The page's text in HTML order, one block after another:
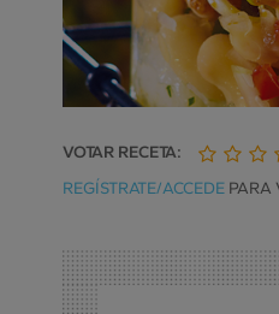
VOTAR RECETA:
1
de
2
de de
REGÍSTRATE/ACCEDEPARA